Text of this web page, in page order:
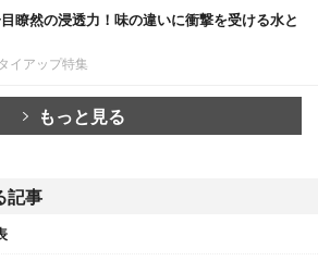
瞭然の浸透力！味の違いに衝撃を受ける水と
イアップ特集
もっと見る
記事